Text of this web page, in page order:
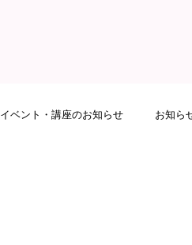
イベント・講座のお知らせ お知ら